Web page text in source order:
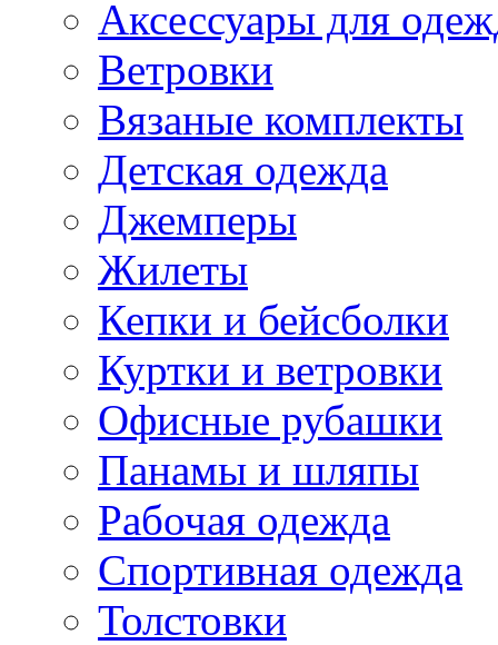
Аксессуары для
Ветровки
Вязаные комплекты
Детская одежда
Джемперы
Жилеты
Кепки и бейсболки
Куртки и ветровки
Офисные рубашки
Панамы и шляпы
Рабочая одежда
Спортивная одежда
Толстовки